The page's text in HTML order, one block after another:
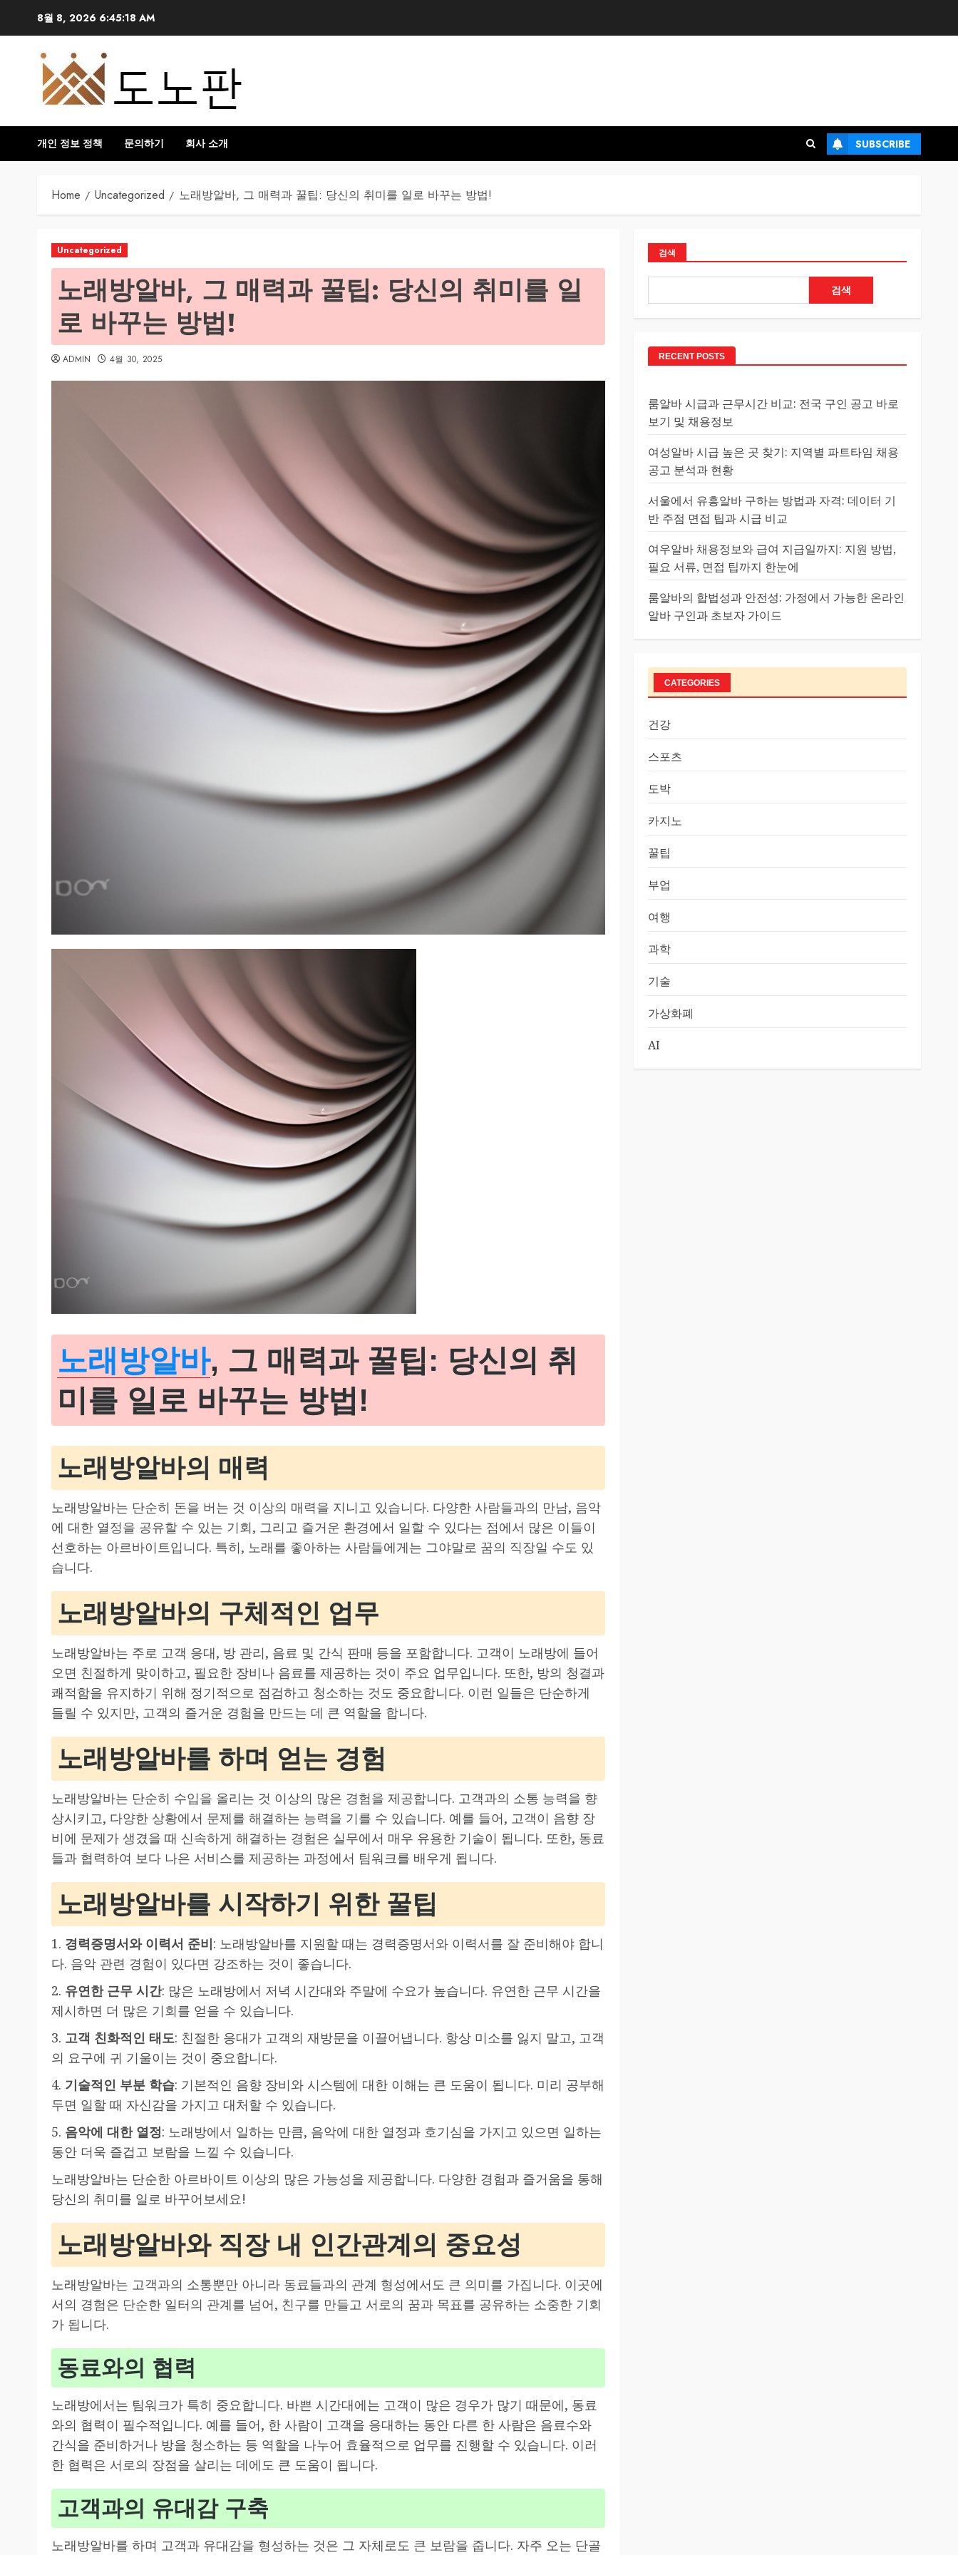
8월 8, 2026 6:45:19 AM
개인 정보 정책 문의하기 회사 소개 SUBSCRIBE
Home Uncategorized 노래방알바, 그 매력과 꿀팁: 당신의 취미를 일로 바꾸는 방법!
Uncategorized
노래방알바, 그 매력과 꿀팁: 당신의 취미를 일
로 바꾸는 방법!
ADMIN 4월 30, 2025
노래방알바, 그 매력과 꿀팁: 당신의 취
미를 일로 바꾸는 방법!
노래방알바의 매력
노래방알바는 단순히 돈을 버는 것 이상의 매력을 지니고 있습니다. 다양한 사람들과의 만남, 음악
에 대한 열정을 공유할 수 있는 기회, 그리고 즐거운 환경에서 일할 수 있다는 점에서 많은 이들이
선호하는 아르바이트입니다. 특히, 노래를 좋아하는 사람들에게는 그야말로 꿈의 직장일 수도 있
습니다.
노래방알바의 구체적인 업무
노래방알바는 주로 고객 응대, 방 관리, 음료 및 간식 판매 등을 포함합니다. 고객이 노래방에 들어
오면 친절하게 맞이하고, 필요한 장비나 음료를 제공하는 것이 주요 업무입니다. 또한, 방의 청결과
쾌적함을 유지하기 위해 정기적으로 점검하고 청소하는 것도 중요합니다. 이런 일들은 단순하게
들릴 수 있지만, 고객의 즐거운 경험을 만드는 데 큰 역할을 합니다.
노래방알바를 하며 얻는 경험
노래방알바는 단순히 수입을 올리는 것 이상의 많은 경험을 제공합니다. 고객과의 소통 능력을 향
상시키고, 다양한 상황에서 문제를 해결하는 능력을 기를 수 있습니다. 예를 들어, 고객이 음향 장
비에 문제가 생겼을 때 신속하게 해결하는 경험은 실무에서 매우 유용한 기술이 됩니다. 또한, 동료
들과 협력하여 보다 나은 서비스를 제공하는 과정에서 팀워크를 배우게 됩니다.
노래방알바를 시작하기 위한 꿀팁
1. 경력증명서와 이력서 준비: 노래방알바를 지원할 때는 경력증명서와 이력서를 잘 준비해야 합니
다. 음악 관련 경험이 있다면 강조하는 것이 좋습니다.
2. 유연한 근무 시간: 많은 노래방에서 저녁 시간대와 주말에 수요가 높습니다. 유연한 근무 시간을
제시하면 더 많은 기회를 얻을 수 있습니다.
3. 고객 친화적인 태도: 친절한 응대가 고객의 재방문을 이끌어냅니다. 항상 미소를 잃지 말고, 고객
의 요구에 귀 기울이는 것이 중요합니다.
4. 기술적인 부분 학습: 기본적인 음향 장비와 시스템에 대한 이해는 큰 도움이 됩니다. 미리 공부해
두면 일할 때 자신감을 가지고 대처할 수 있습니다.
5. 음악에 대한 열정: 노래방에서 일하는 만큼, 음악에 대한 열정과 호기심을 가지고 있으면 일하는
동안 더욱 즐겁고 보람을 느낄 수 있습니다.
노래방알바는 단순한 아르바이트 이상의 많은 가능성을 제공합니다. 다양한 경험과 즐거움을 통해
당신의 취미를 일로 바꾸어보세요!
노래방알바와 직장 내 인간관계의 중요성
노래방알바는 고객과의 소통뿐만 아니라 동료들과의 관계 형성에서도 큰 의미를 가집니다. 이곳에
서의 경험은 단순한 일터의 관계를 넘어, 친구를 만들고 서로의 꿈과 목표를 공유하는 소중한 기회
가 됩니다.
동료와의 협력
노래방에서는 팀워크가 특히 중요합니다. 바쁜 시간대에는 고객이 많은 경우가 많기 때문에, 동료
와의 협력이 필수적입니다. 예를 들어, 한 사람이 고객을 응대하는 동안 다른 한 사람은 음료수와
간식을 준비하거나 방을 청소하는 등 역할을 나누어 효율적으로 업무를 진행할 수 있습니다. 이러
한 협력은 서로의 장점을 살리는 데에도 큰 도움이 됩니다.
고객과의 유대감 구축
노래방알바를 하며 고객과 유대감을 형성하는 것은 그 자체로도 큰 보람을 줍니다. 자주 오는 단골
검색
검색
RECENT POSTS
룸알바 시급과 근무시간 비교: 전국 구인 공고 바로
보기 및 채용정보
여성알바 시급 높은 곳 찾기: 지역별 파트타임 채용
공고 분석과 현황
서울에서 유흥알바 구하는 방법과 자격: 데이터 기
반 주점 면접 팁과 시급 비교
여우알바 채용정보와 급여 지급일까지: 지원 방법,
필요 서류, 면접 팁까지 한눈에
룸알바의 합법성과 안전성: 가정에서 가능한 온라인
알바 구인과 초보자 가이드
CATEGORIES
건강
스포츠
도박
카지노
꿀팁
부업
여행
과학
기술
가상화폐
AI